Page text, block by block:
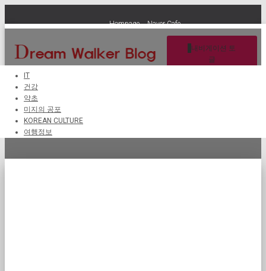
Hompage Naver Cafe
내비게이션 토
글
IT
건강
약초
미지의 공포
KOREAN CULTURE
여행정보
장기 암호 화폐 저장소